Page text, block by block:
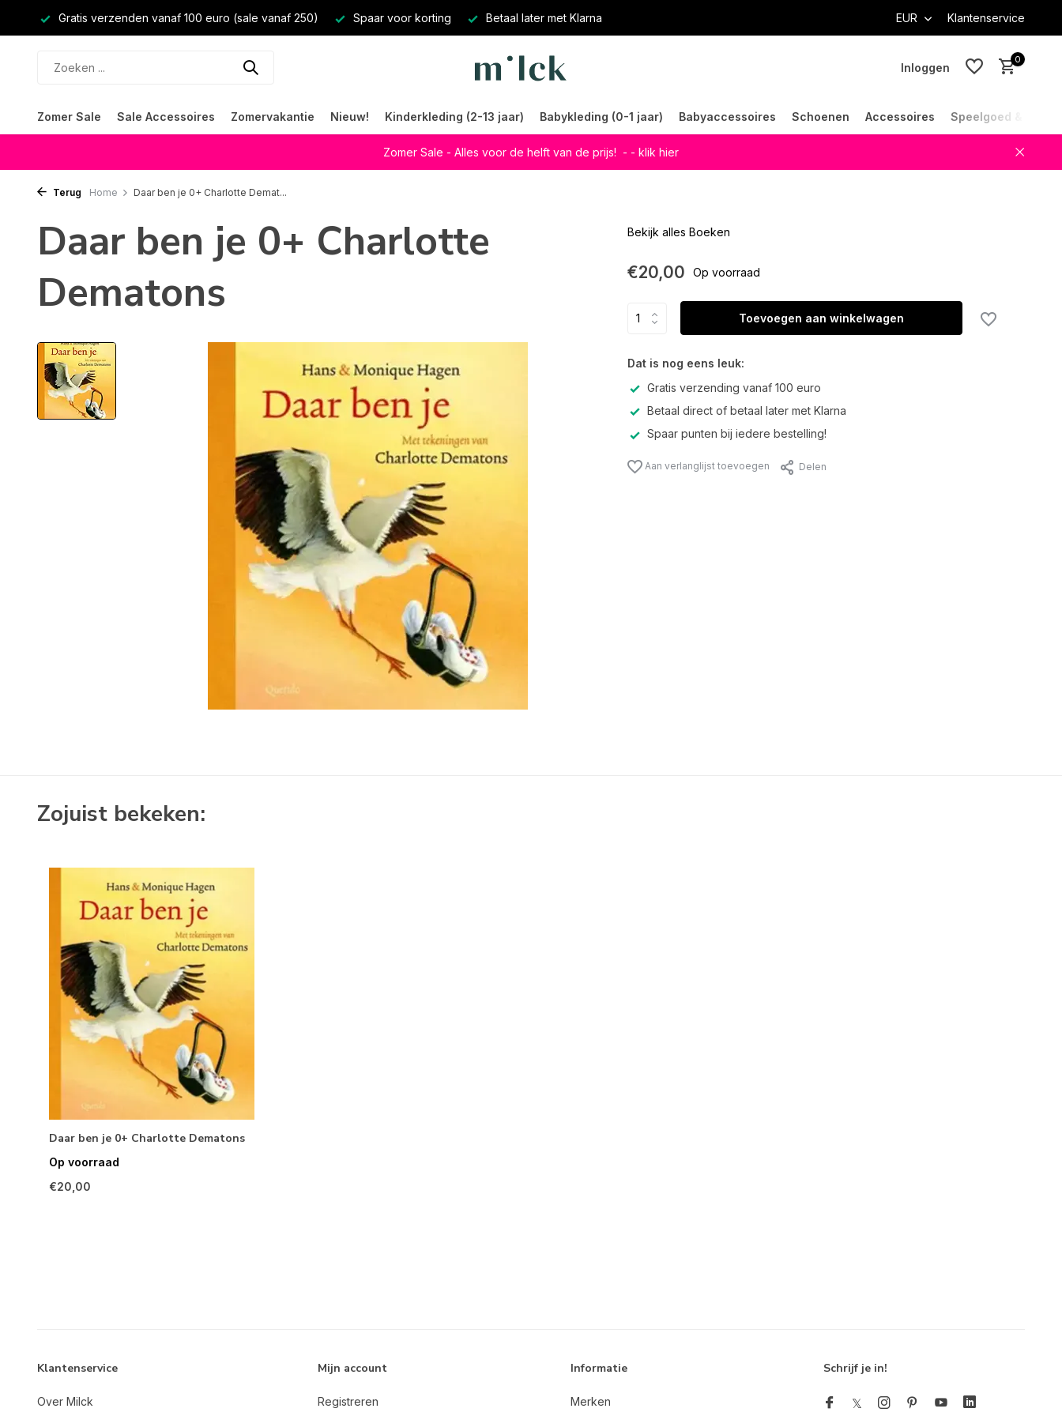
Gratis verzenden vanaf 100 euro (sale vanaf 250) Spaar voor korting Betaal later met Klarna EUR Klantenservice
Inloggen
0
Zomer Sale Sale Accessoires Zomervakantie Nieuw! Kinderkleding (2-13 jaar) Babykleding (0-1 jaar) Babyaccessoires Schoenen Accessoires Speelgoed &
Zomer Sale - Alles voor de helft van de prijs! - - klik hier
Terug Home Daar ben je 0+ Charlotte Demat...
Daar ben je 0+ Charlotte
Dematons
Bekijk alles Boeken
€20,00 Op voorraad
Toevoegen aan winkelwagen
Dat is nog eens leuk:
Gratis verzending vanaf 100 euro
Betaal direct of betaal later met Klarna
Spaar punten bij iedere bestelling!
Aan verlanglijst toevoegen Delen
Zojuist bekeken:
Daar ben je 0+ Charlotte Dematons
Op voorraad
€20,00
Klantenservice
Over Milck
Mijn account
Registreren
Informatie
Merken
Schrijf je in!